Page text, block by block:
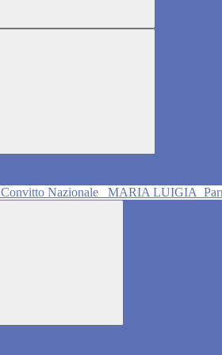
Convitto Nazionale MARIA LUIGIA